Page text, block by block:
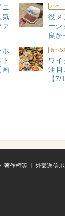
気
ァ
バケー
役メ
ーシ
良か
ホ
画
食べ放
ワイ
注目
【7/
著作権等 外部送信